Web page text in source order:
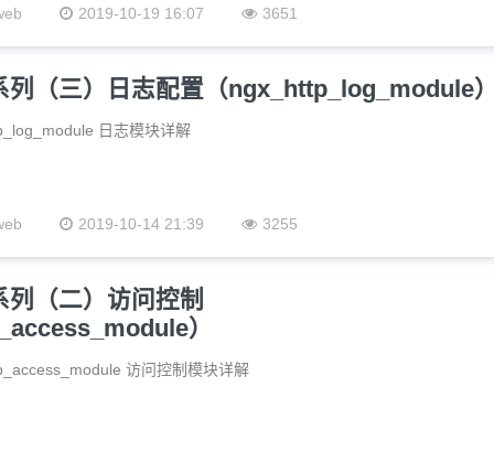
2019-10-19 16:07 3651
列（三）日志配置（ngx_http_log_module
日志模块详解
2019-10-14 21:39 3255
（二）访问控制
）
访问控制模块详解